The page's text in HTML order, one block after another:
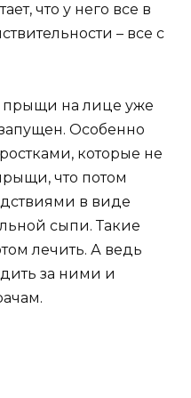
что у него все в
– все с
прыщи на лице уже
Особенно
которые не
что потом
в виде
сыпи. Такие
лечить. А ведь
за ними и